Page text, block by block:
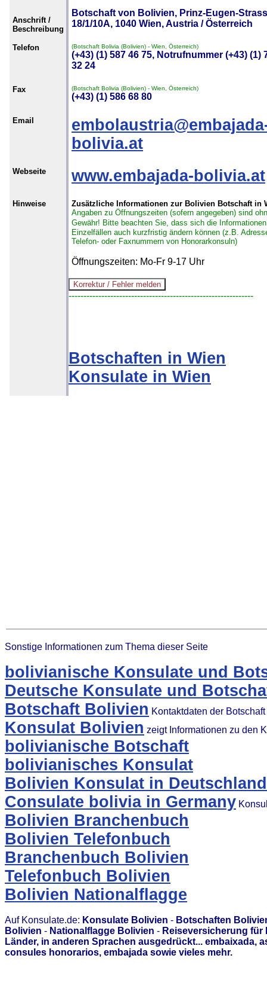
Anschrift /
Beschreibung
Botschaft von Bolivien, Prinz-Eugen-
18/1/10A, 1040 Wien, Austria / Österreich
Telefon (Botschaft Bolivia (Bolivien) - Wien, Österreich)
(+43) (1) 587 46 75, Notrufnummer (+43) (1)
32 24
Fax (Botschaft Bolivia (Bolivien) - Wien, Österreich)
(+43) (1) 586 68 80
Email
bolivia.at
Webseite www.embajada-bolivia.at
Hinweise
Zusätzliche Informationen zur Bolivien Botschaft in
Angaben zu Öffnungszeiten (sofern angegeben) sind
Gewähr! Bitte beachten Sie, dass sich die
Einzelfällen auch kurzfristig ändern können (z.B.
Telefon- oder Faxnummern von Honorarkonsuln)
Öffnungszeiten: Mo-Fr 9-17 Uhr
--------------------------------------------------------------
Botschaften in Wien
Konsulate in Wien
Sonstige Informationen zum Thema dieser Seite
bolivianische Konsulate und
Deutsche Konsulate und
Botschaft Bolivien Kontaktdaten der
Konsulat Bolivien zeigt Informationen zu den
bolivianische Botschaft
bolivianisches Konsulat
Bolivien Konsulat in Deutschland
Consulate bolivia in Germany
Bolivien Branchenbuch
Bolivien Telefonbuch
Branchenbuch Bolivien
Telefonbuch Bolivien
Bolivien Nationalflagge
Auf Konsulate.de: Konsulate Bolivien - Botschaften
Bolivien - Nationalflagge Bolivien - Reiseversicherung für
Länder, in anderen Sprachen ausgedrückt...
consules honorarios, embajada sowie vieles mehr.